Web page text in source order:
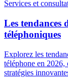
Services et
Les tendances
téléphoniques
Explorez les
téléphone en 2026,
stratégies